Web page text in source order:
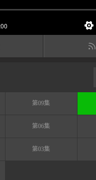

第09集
第06集
第03集